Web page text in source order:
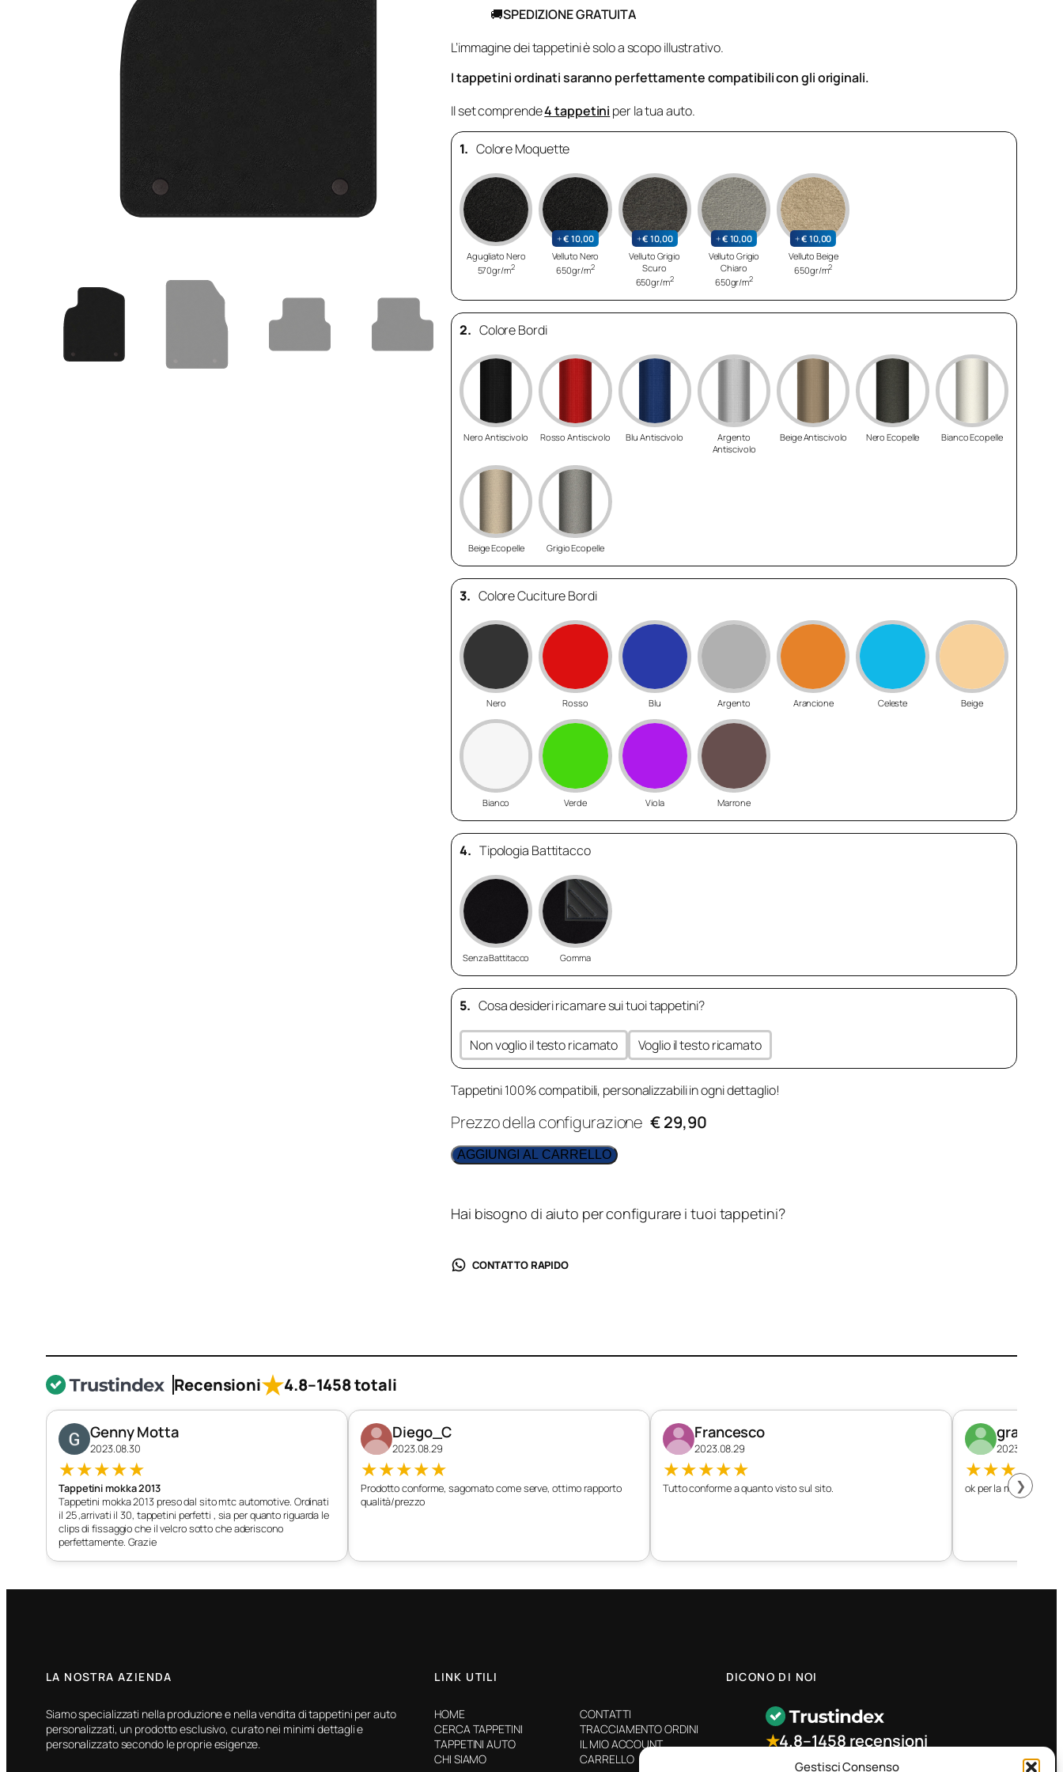
Gestisci Consenso
🚚SPEDIZIONE GRATUITA
L’immagine dei tappetini è solo a scopo illustrativo.
I tappetini ordinati saranno perfettamente compatibili con gli originali.
Il set comprende4 tappetini per la tua auto.
1. Colore Moquette
Agugliato Nero
570gr/m2
+€ 10,00
Velluto Nero
650gr/m2
+€ 10,00
Velluto Grigio
Scuro
650gr/m2
+€ 10,00
Velluto Grigio
Chiaro
650gr/m2
+€ 10,00
Velluto Beige
650gr/m2
2. Colore Bordi
Nero Antiscivolo Rosso Antiscivolo Blu Antiscivolo
Argento
Antiscivolo
Beige Antiscivolo Nero Ecopelle Bianco Ecopelle
Beige Ecopelle Grigio Ecopelle
3. Colore Cuciture Bordi
Nero Rosso Blu Argento Arancione Celeste Beige
Bianco Verde Viola Marrone
4. Tipologia Battitacco
Senza Battitacco Gomma
5. Cosa desideri ricamare sui tuoi tappetini?
Non voglio il testo ricamato Voglio il testo ricamato
Tappetini 100% compatibili, personalizzabili in ogni dettaglio!
Prezzo della configurazione € 29,90
AGGIUNGI AL CARRELLO
Hai bisogno di aiuto per configurare i tuoi tappetini?
CONTATTO RAPIDO
Recensioni★4.8–1458 totali
Genny Motta
2023.08.30
★★★★★
Tappetini mokka 2013
Tappetini mokka 2013 preso dal sito mtc automotive. Ordinati
il 25 ,arrivati il 30, tappetini perfetti , sia per quanto riguarda le
clips di fissaggio che il velcro sotto che aderiscono
perfettamente. Grazie
Diego_C
2023.08.29
★★★★★
Prodotto conforme, sagomato come serve, ottimo rapporto
qualità/prezzo
Francesco
2023.08.29
★★★★★
Tutto conforme a quanto visto sul sito.
graziano
2023.08.26
★★★★
ok per la mia vettura
❯
LA NOSTRA AZIENDA
Siamo specializzati nella produzione e nella vendita di tappetini per auto
personalizzati, un prodotto esclusivo, curato nei minimi dettagli e
personalizzato secondo le proprie esigenze.
LINK UTILI
HOME
CERCA TAPPETINI
TAPPETINI AUTO
CHI SIAMO
CONTATTI
TRACCIAMENTO ORDINI
IL MIO ACCOUNT
CARRELLO
DICONO DI NOI
★4.8–1458 recensioni